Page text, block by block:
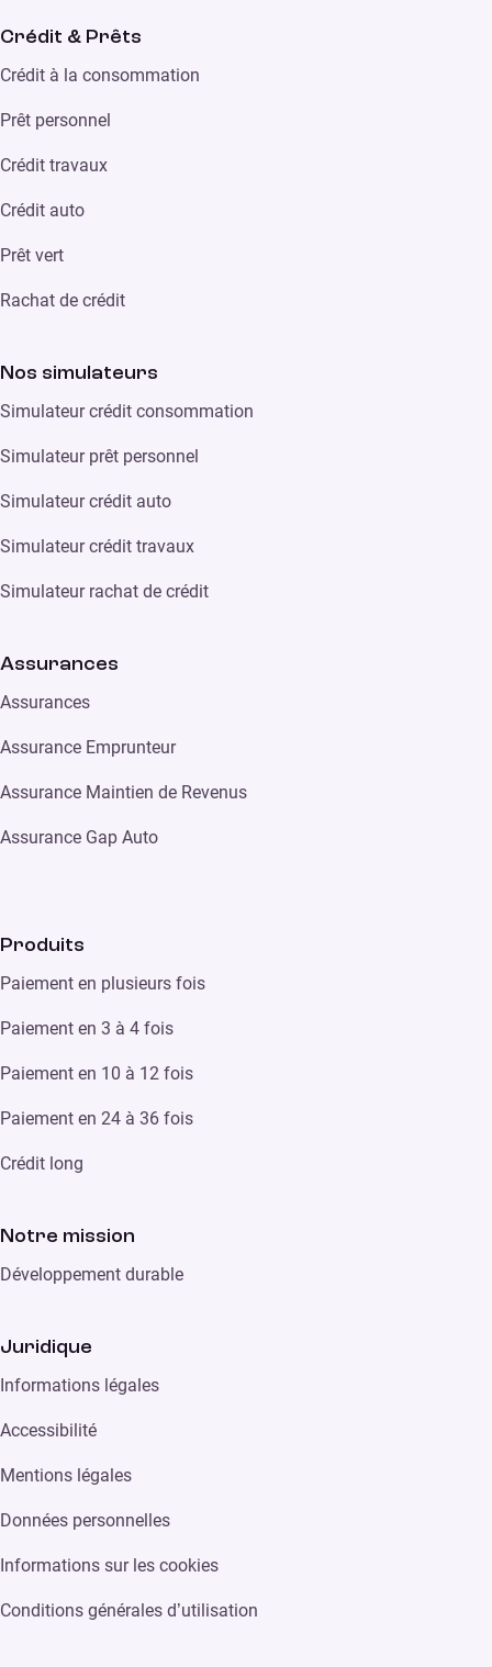
Crédit & Prêts
Crédit à la consommation
Prêt personnel
Crédit travaux
Crédit auto
Prêt vert
Rachat de crédit
Nos simulateurs
Simulateur crédit consommation
Simulateur prêt personnel
Simulateur crédit auto
Simulateur crédit travaux
Simulateur rachat de crédit
Assurances
Assurances
Assurance Emprunteur
Assurance Maintien de Revenus
Assurance Gap Auto
Produits
Paiement en plusieurs fois
Paiement en 3 à 4 fois
Paiement en 10 à 12 fois
Paiement en 24 à 36 fois
Crédit long
Notre mission
Développement durable
Juridique
Informations légales
Accessibilité
Mentions légales
Données personnelles
Informations sur les cookies
Conditions générales d’utilisation